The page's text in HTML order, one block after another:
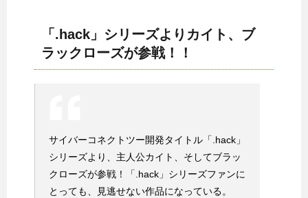
「.hack」シリーズよりカイト、ブ
ラックローズが参戦！！
サイバーコネクトツー開発タイトル「.hack」
シリーズより、主人公カイト、そしてブラッ
クローズが参戦！「.hack」シリーズファンに
とっても、見逃せない作品になっている。